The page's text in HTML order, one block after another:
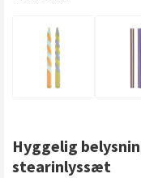
Hyggelig
stearinlyssæt